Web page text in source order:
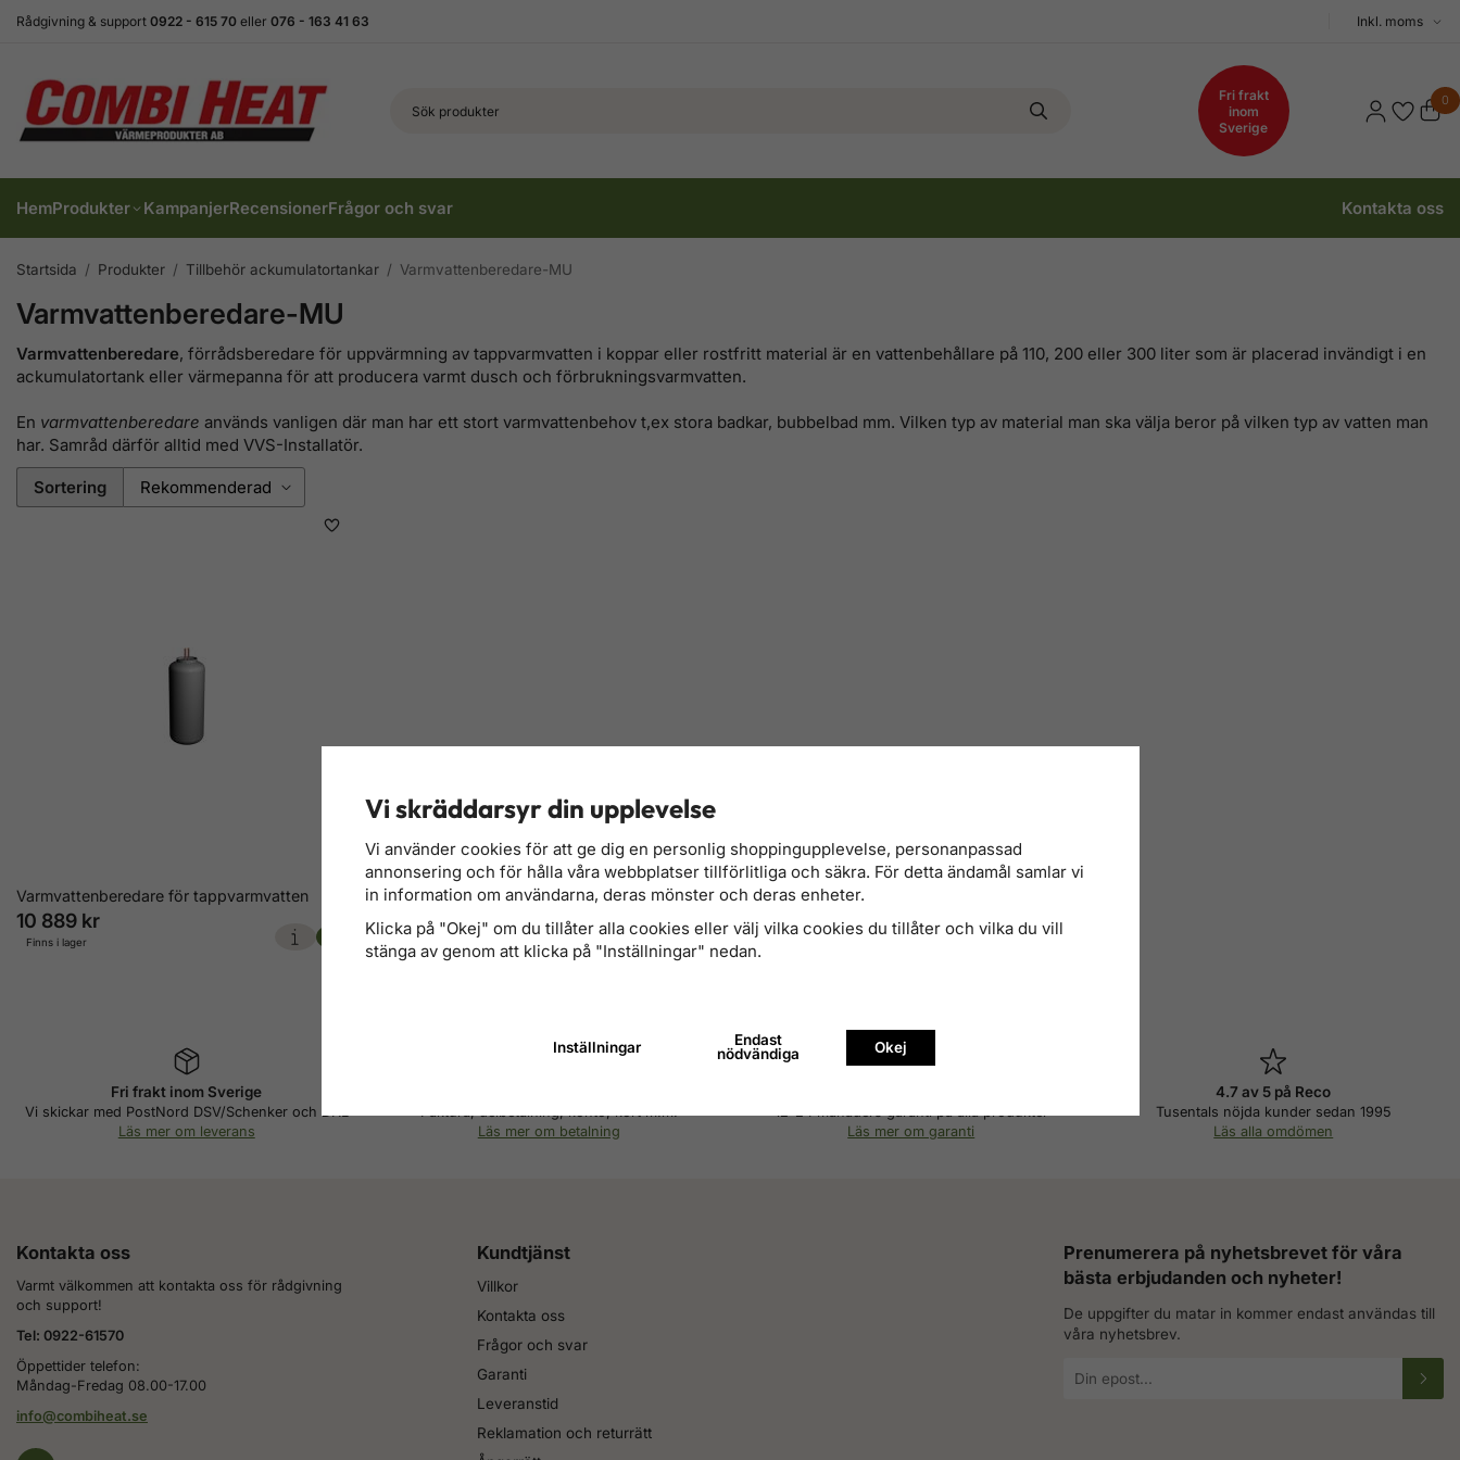
Rådgivning & support 0922 - 615 70 eller 076 - 163 41 63
Välj
Fri frakt
inom
Sverige
0
HemProdukter KampanjerRecensionerFrågor och svar Kontakta oss
Startsida / Produkter / Tillbehör ackumulatortankar / Varmvattenberedare-MU
Varmvattenberedare-MU
Varmvattenberedare, förrådsberedare för uppvärmning av tappvarmvatten i koppar eller rostfritt material är en vattenbehållare på 110, 200 eller 300 liter som är placerad invändigt i en
ackumulatortank eller värmepanna för att producera varmt dusch och förbrukningsvarmvatten.
En varmvattenberedare används vanligen där man har ett stort varmvattenbehov t,ex stora badkar, bubbelbad mm. Vilken typ av material man ska välja beror på vilken typ av vatten man
har. Samråd därför alltid med VVS-Installatör.
Sortering
Varmvattenberedare för tappvarmvatten
10 889 kr
Finns i lager
Fri frakt inom Sverige
Vi skickar med PostNord DSV/Schenker och DHL
Läs mer om leverans
Faktura, delbetalning, konto, kort m.m.
Läs mer om betalning
12-24 månaders garanti på alla produkter
Läs mer om garanti
4.7 av 5 på Reco
Tusentals nöjda kunder sedan 1995
Läs alla omdömen
Kontakta oss
Varmt välkommen att kontakta oss för rådgivning
och support!
Tel: 0922-61570
Öppettider telefon:
Måndag-Fredag 08.00-17.00
info@combiheat.se
Kundtjänst
Villkor
Kontakta oss
Frågor och svar
Garanti
Leveranstid
Reklamation och returrätt
Prenumerera på nyhetsbrevet för våra
bästa erbjudanden och nyheter!
De uppgifter du matar in kommer endast användas till
våra nyhetsbrev.
postadress
Vi skräddarsyr din upplevelse
Vi använder cookies för att ge dig en personlig shoppingupplevelse, personanpassad
annonsering och för hålla våra webbplatser tillförlitliga och säkra. För detta ändamål samlar vi
in information om användarna, deras mönster och deras enheter.
Klicka på "Okej" om du tillåter alla cookies eller välj vilka cookies du tillåter och vilka du vill
stänga av genom att klicka på "Inställningar" nedan.
Inställningar
Endast
nödvändiga
Okej